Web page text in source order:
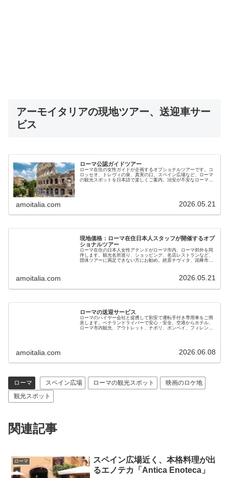
アーモイタリアの現地ツアー、送迎車サー
ビス
ローマ公認ガイドツアー
ローマ在住の女性ガイドが企画するオプショナルツアーです。コ
ロッセオ、トレヴィの泉、真実の口、スペイン広場など、ローマ
の観光スポットを日本語で楽しくご案内。治安が不安なローマで
amoitalia.com 2026.05.21
現地価格：ローマ在住日本人スタッフが開催するオプ
ショナルツアー
ローマ在住の日本人女性アテンドがローマ市内、ローマ郊外を同
伴します。観光名所巡り、ショッピング、名店レストランなど、
団体ツアーに満足できない方にお勧め。絶景チヴィタ、泥棒市
amoitalia.com 2026.05.21
ローマの送迎サービス
ローマのハイヤー会社と提携して割安で運転手付き専用車をご用
意します。ベテランドライバーで安心・安全。空港からホテル、
ローマ市内観光、アウトレット、ナポリ、ポンペイ、フィレンツ
amoitalia.com 2026.06.08
ローマ スペイン広場 ローマの観光スポット
映画のロケ地
観光スポット
関連記事
ローマ
スペイン広場近く、本格料理が出
るエノテカ「Antica Enoteca」